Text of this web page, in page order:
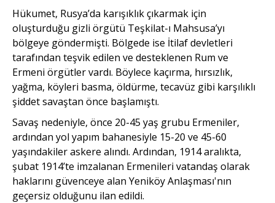
Hükumet, Rusya’da karı­şıklık çıkarmak için
oluşturduğu gizli örgütü Teşkilat-ı Mahsusa’yı
bölgeye göndermişti. Bölgede ise İtilaf devletleri
tarafından teşvik edilen ve desteklenen Rum ve
Ermeni örgütler vardı. Böylece kaçırma, hırsızlık,
yağma, köyleri basma, öldürme, tecavüz gibi karşılıklı
şiddet savaştan önce başlamıştı.
Savaş nedeniyle, önce 20-45 yaş grubu Ermeniler,
ardından yol yapım bahanesiyle 15-20 ve 45-60
yaşındakiler askere alındı. Ardından, 1914 aralıkta,
şubat 1914’te imza­lanan Ermenileri vatandaş olarak
haklarını güvenceye alan Yeniköy Anlaşması'nın
geçersiz olduğunu ilan edildi.